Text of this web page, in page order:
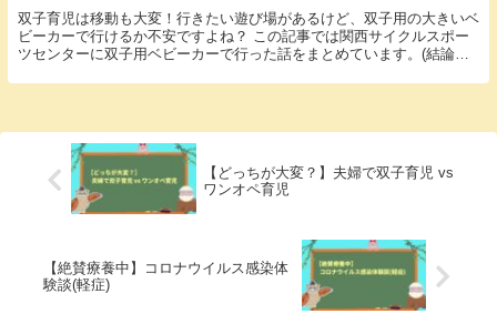
双子育児は移動も大変！行きたい遊び場があるけど、双子用の大きいベ
ビーカーで行けるか不安ですよね？ この記事では関西サイクルスポー
ツセンターに双子用ベビーカーで行った話をまとめています。(結論：
【どっちが大変？】夫婦で双子育児 vs
ワンオペ育児
【絶賛療養中】コロナウイルス感染体
験談(軽症)